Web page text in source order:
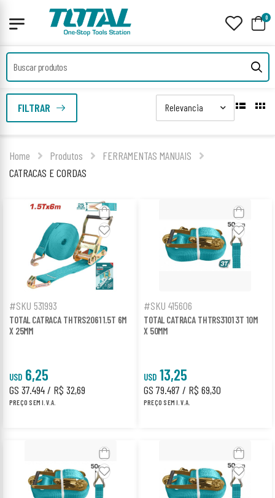
0
Home Produtos
FERRAMENTAS MANUAIS
CATRACAS E CORDAS
FILTRAR
#SKU 531993
TOTAL CATRACA THTRS2061 1.5T 6M
X 25MM
USD 6,25
GS 37.494 / R$ 32,69
PREÇO SEM I.V.A.
#SKU 415606
TOTAL CATRACA THTRS3101 3T 10M
X 50MM
USD 13,25
GS 79.487 / R$ 69,30
PREÇO SEM I.V.A.